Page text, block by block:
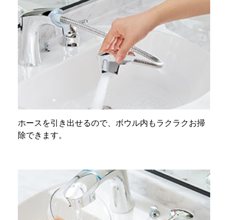
ホースを引き出せるので、ボウル内もラクラクお掃
除できます。